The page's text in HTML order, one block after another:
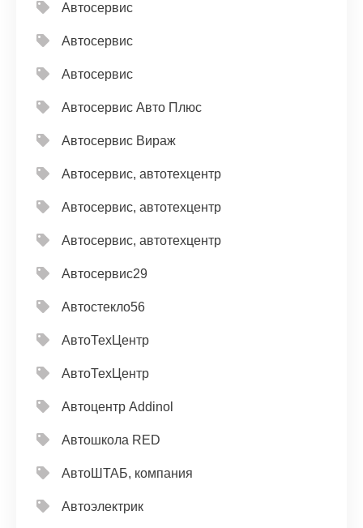
Автосервис
Автосервис
Автосервис
Автосервис Авто Плюс
Автосервис Вираж
Автосервис, автотехцентр
Автосервис, автотехцентр
Автосервис, автотехцентр
Автосервис29
Автостекло56
АвтоТехЦентр
АвтоТехЦентр
Автоцентр Addinol
Автошкола RED
АвтоШТАБ, компания
Автоэлектрик